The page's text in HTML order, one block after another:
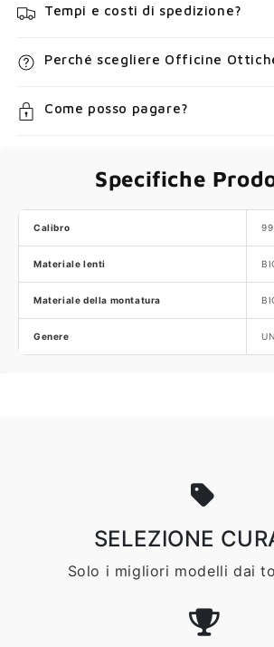
Tempi e costi di spedizione?
Perché scegliere Officine
Come posso pagare?
Specifiche
Calibro 99
Materiale lenti
Materiale della montatura
Genere
SELEZIONE
Solo i migliori modelli dai